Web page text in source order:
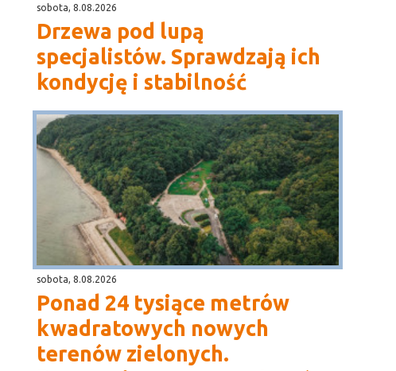
sobota, 8.08.2026
Drzewa pod lupą
specjalistów. Sprawdzają ich
kondycję i stabilność
sobota, 8.08.2026
Ponad 24 tysiące metrów
kwadratowych nowych
terenów zielonych.